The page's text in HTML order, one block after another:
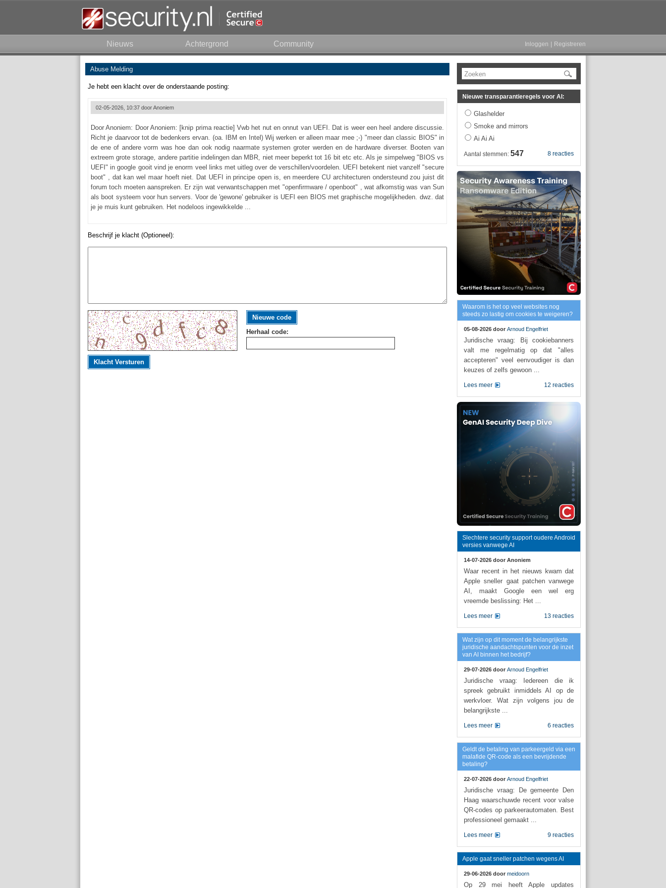
Nieuws Achtergrond Community Inloggen Registreren
Abuse Melding
Je hebt een klacht over de onderstaande posting:
02-05-2026, 10:37 doorAnoniem
Door Anoniem: Door Anoniem: [knip prima reactie] Vwb het nut en onnut van UEFI. Dat is weer een heel andere discussie.
Richt je daarvoor tot de bedenkers ervan. (oa. IBM en Intel) Wij werken er alleen maar mee ;-) "meer dan classic BIOS" in
de ene of andere vorm was hoe dan ook nodig naarmate systemen groter werden en de hardware diverser. Booten van
extreem grote storage, andere partitie indelingen dan MBR, niet meer beperkt tot 16 bit etc etc. Als je simpelweg "BIOS vs
UEFI" in google gooit vind je enorm veel links met uitleg over de verschillen/voordelen. UEFI betekent niet vanzelf "secure
boot" , dat kan wel maar hoeft niet. Dat UEFI in principe open is, en meerdere CU architecturen ondersteund zou juist dit
forum toch moeten aanspreken. Er zijn wat verwantschappen met "openfirmware / openboot" , wat afkomstig was van Sun
als boot systeem voor hun servers. Voor de 'gewone' gebruiker is UEFI een BIOS met graphische mogelijkheden. dwz. dat
je je muis kunt gebruiken. Het nodeloos ingewikkelde ...
Beschrijf je klacht (Optioneel):
Nieuwe code
Herhaal code:
Klacht Versturen
Zoeken
Nieuwe transparantieregels voor AI:
Glashelder
Smoke and mirrors
Ai Ai Ai
8 reacties
Aantal stemmen: 547
Waarom is het op veel websites nog
steeds zo lastig om cookies te weigeren?
05-08-2026 door Arnoud Engelfriet
Juridische vraag: Bij cookiebanners
valt me regelmatig op dat "alles
accepteren" veel eenvoudiger is dan
keuzes of zelfs gewoon ...
12 reacties
Lees meer
Slechtere security support oudere Android
versies vanwege AI
14-07-2026 door Anoniem
Waar recent in het nieuws kwam dat
Apple sneller gaat patchen vanwege
AI, maakt Google een wel erg
vreemde beslissing: Het ...
13 reacties
Lees meer
Wat zijn op dit moment de belangrijkste
juridische aandachtspunten voor de inzet
van AI binnen het bedrijf?
29-07-2026 door Arnoud Engelfriet
Juridische vraag: Iedereen die ik
spreek gebruikt inmiddels AI op de
werkvloer. Wat zijn volgens jou de
belangrijkste ...
6 reacties
Lees meer
Geldt de betaling van parkeergeld via een
malafide QR-code als een bevrijdende
betaling?
22-07-2026 door Arnoud Engelfriet
Juridische vraag: De gemeente Den
Haag waarschuwde recent voor valse
QR-codes op parkeerautomaten. Best
professioneel gemaakt ...
9 reacties
Lees meer
Apple gaat sneller patchen wegens AI
29-06-2026 door meidoorn
Op 29 mei heeft Apple updates